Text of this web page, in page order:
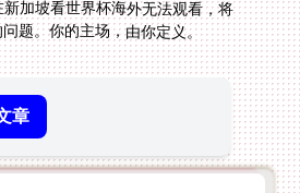
题。你的主场，由你定义。
章